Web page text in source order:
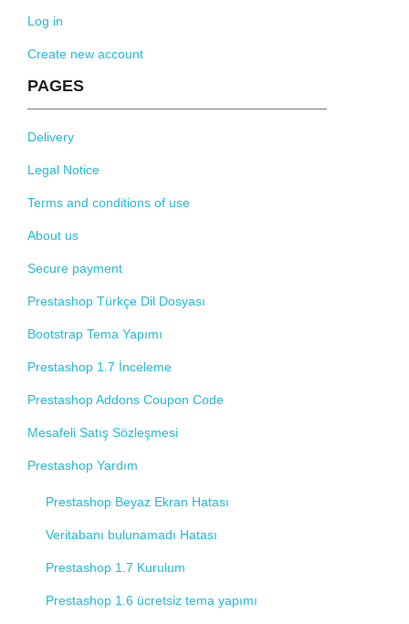
Log in
Create new account
PAGES
Delivery
Legal Notice
Terms and conditions of use
About us
Secure payment
Prestashop Türkçe Dil Dosyası
Bootstrap Tema Yapımı
Prestashop 1.7 İnceleme
Prestashop Addons Coupon Code
Mesafeli Satış Sözleşmesi
Prestashop Yardım
Prestashop Beyaz Ekran Hatası
Veritabanı bulunamadı Hatası
Prestashop 1.7 Kurulum
Prestashop 1.6 ücretsiz tema yapımı